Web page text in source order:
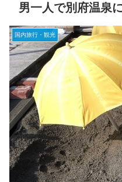
男一人で別府温泉
国内旅行・観光